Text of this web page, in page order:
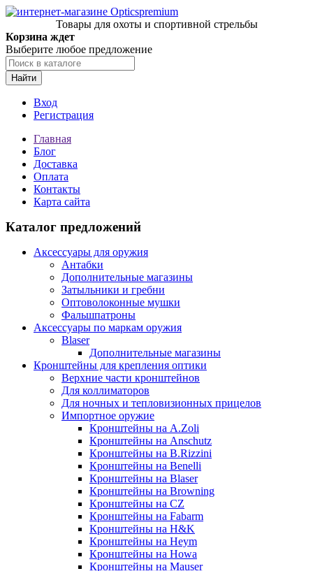
Товары для охоты и спортивной стрельбы
Корзина ждет
Выберите любое предложение
Найти
Вход
Регистрация
Главная
Блог
Доставка
Оплата
Контакты
Карта сайта
Каталог предложений
Аксессуары для оружия
Антабки
Дополнительные магазины
Затыльники и гребни
Оптоволоконные мушки
Фальшпатроны
Аксессуары по маркам оружия
Blaser
Дополнительные магазины
Кронштейны для крепления оптики
Верхние части кронштейнов
Для коллиматоров
Для ночных и тепловизионных прицелов
Импортное оружие
Кронштейны на A.Zoli
Кронштейны на Anschutz
Кронштейны на B.Rizzini
Кронштейны на Benelli
Кронштейны на Blaser
Кронштейны на Browning
Кронштейны на CZ
Кронштейны на Fabarm
Кронштейны на H&K
Кронштейны на Heym
Кронштейны на Howa
Кронштейны на Mauser